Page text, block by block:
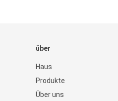
über
Haus
Produkte
Über uns